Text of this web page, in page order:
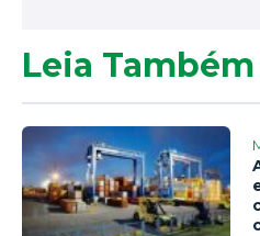
Leia Também